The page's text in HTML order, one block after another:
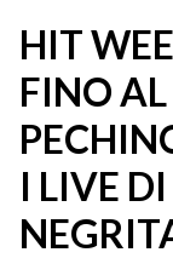
HIT
FINO
I LIVE